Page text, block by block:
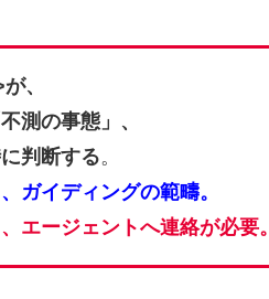
、
測の事態」、
判断する。
ガイディングの範疇。
エージェントへ連絡が必要。